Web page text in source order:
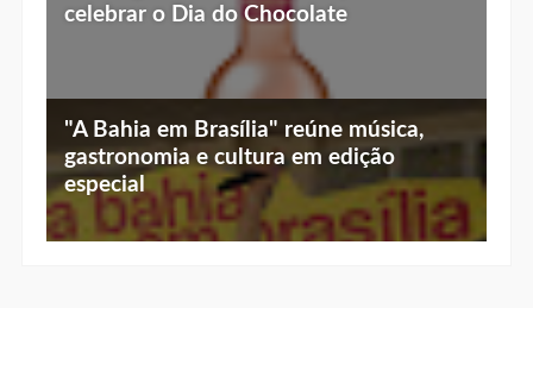
celebrar o Dia do Chocolate
"A Bahia em Brasília" reúne música,
gastronomia e cultura em edição
especial